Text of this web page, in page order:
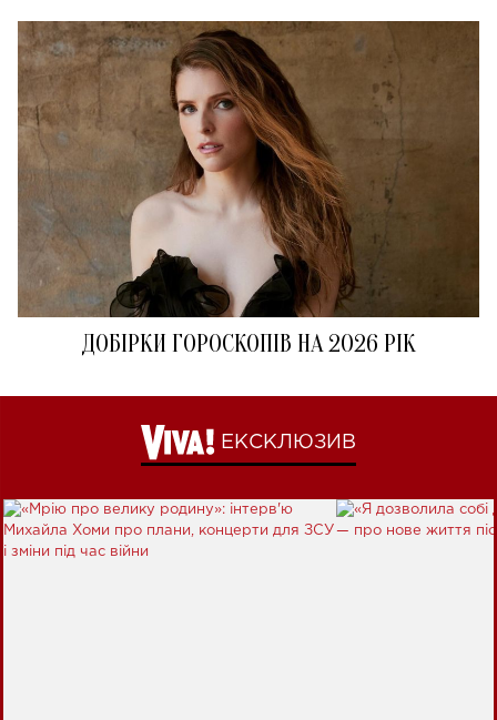
ДОБІРКИ ГОРОСКОПІВ НА 2026 РІК
ЕКСКЛЮЗИВ